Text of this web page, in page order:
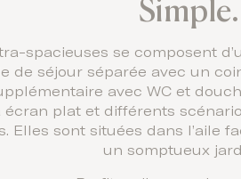
spacieuses se composent
de séjour séparée avec un
avec WC et
écran plat et différents
Elles sont situées dans l’aile
un somptueux